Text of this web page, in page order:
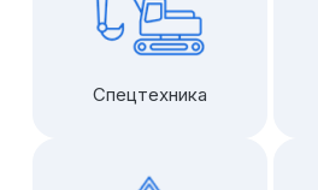
Спецтехника